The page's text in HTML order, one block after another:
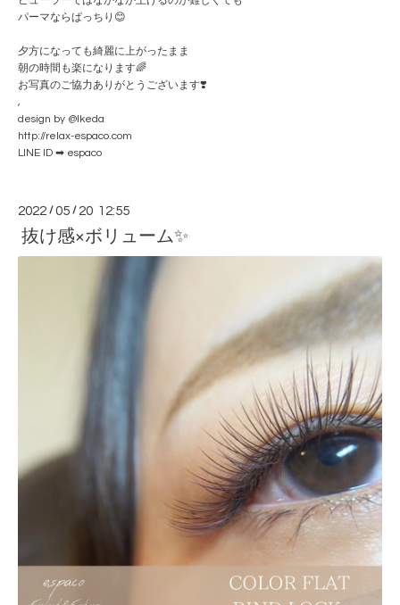
パーマならぱっちり😊
夕方になっても綺麗に上がったまま
朝の時間も楽になります🌈
お写真のご協力ありがとうございます❣️
,
design by @Ikeda
http://relax-espaco.com
LINE ID ➡ espaco
2022 /05 / 20 12:55
抜け感×ボリューム✨